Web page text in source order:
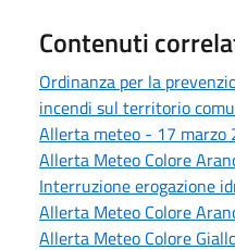
Contenuti
Ordinanza per la
incendi sul territorio
Allerta meteo - 17 marzo
Allerta Meteo Colore
Interruzione erogazione
Allerta Meteo Colore
Allerta Meteo Colore